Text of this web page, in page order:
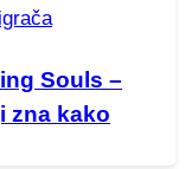
Souls –
zna kako